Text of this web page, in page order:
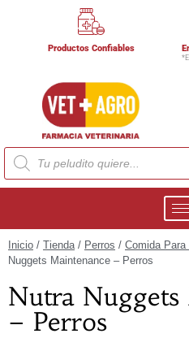
Productos Confiables
Inicio / Tienda/ Perros / Comida Para
Nuggets Maintenance – Perros
Nutra Nuggets
– Perros